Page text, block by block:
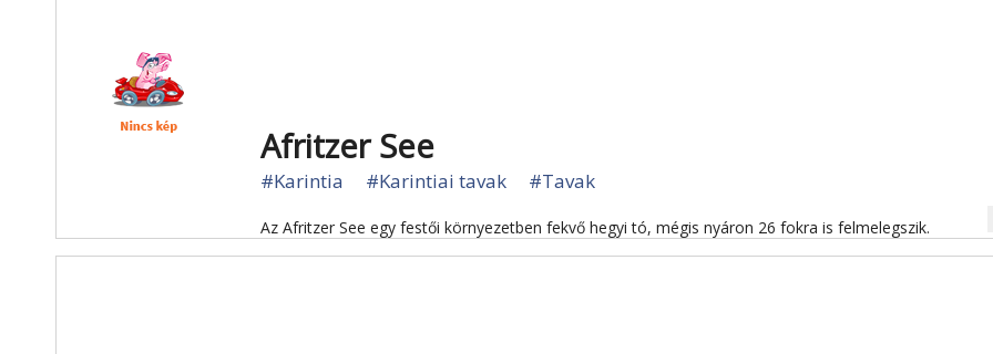
Afritzer See
#Karintia #Karintiai tavak #Tavak
Az Afritzer See egy festői környezetben fekvő hegyi tó, mégis nyáron 26 fokra is felmelegszik.